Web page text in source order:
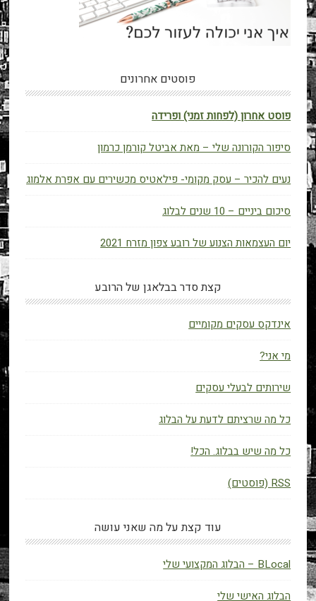
פוסטים אחרונים
פוסט אחרון (לפחות זמני) ופרידה
סיפור הקורונה שלי – מאת אביטל קורמן כרמון
נעים להכיר – עסק מקומי- פילאטיס מכשירים עם אפרת אלמוג
סיכום ביניים – 10 שנים לבלוג
יום העצמאות הצנוע של רובע צפון מזרח 2021
קצת סדר בבלאגן של הרובע
אינדקס עסקים מקומיים
מי אני?
שירותים לבעלי עסקים
כל מה שרציתם לדעת על הבלוג
כל מה שיש בבלוג. הכל!
RSS (פוסטים)
עוד קצת על מה שאני עושה
BLocal – הבלוג המקצועי שלי
הבלוג האישי שלי